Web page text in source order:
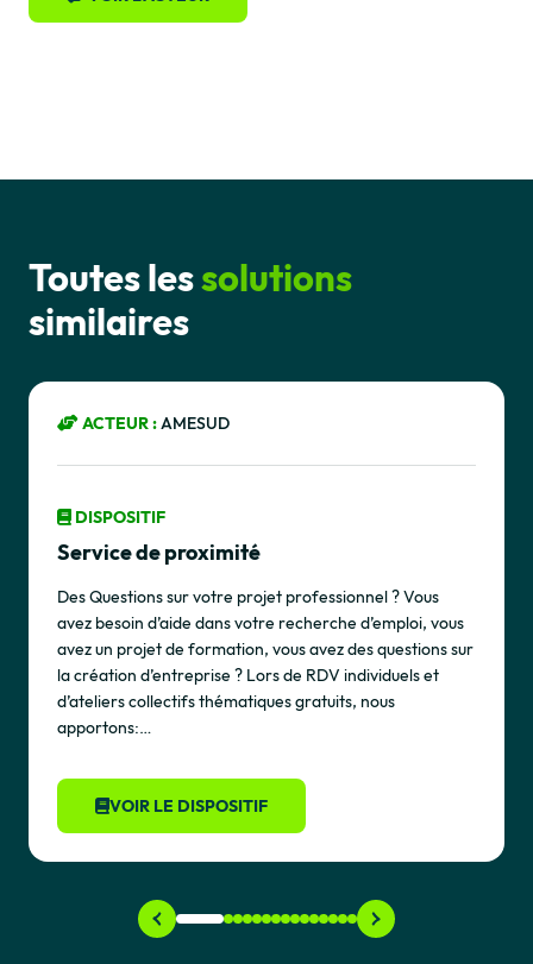
Toutes lessolutions
similaires
ACTEUR :AMESUD
DISPOSITIF
Service de proximité
Des Questions sur votre projet professionnel ? Vous
avez besoin d’aide dans votre recherche d’emploi, vous
avez un projet de formation, vous avez des questions sur
la création d’entreprise ? Lors de RDV individuels et
d’ateliers collectifs thématiques gratuits, nous
apportons:…
VOIR LE DISPOSITIF